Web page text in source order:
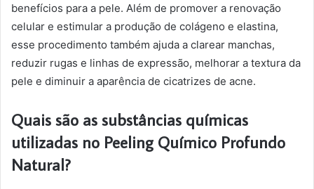
benefícios para a pele. Além de promover a renovação
celular e estimular a produção de colágeno e elastina,
esse procedimento também ajuda a clarear manchas,
reduzir rugas e linhas de expressão, melhorar a textura da
pele e diminuir a aparência de cicatrizes de acne.
Quais são as substâncias químicas
utilizadas no Peeling Químico Profundo
Natural?